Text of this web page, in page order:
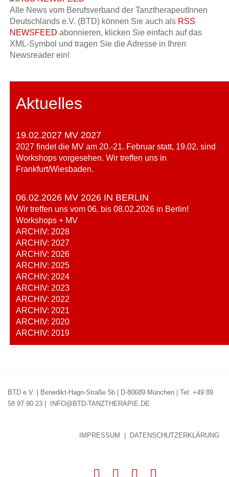
Alle News vom Berufsverband der TanztherapeutInnen
Deutschlands e.V. (BTD) können Sie auch als RSS
NEWSFEED abonnieren, klicken Sie einfach auf das
XML-Symbol und tragen Sie die Adresse in Ihren
Newsreader ein!
Aktuelles
19.02.2027 MV 2027
2027 findet die MV am 20.-21. Februar statt, 19.02. sind
Workshops vorgesehen. Wir treffen uns in
Frankfurt/Wiesbaden.
06.02.2026 MV 2026 IN BERLIN
Wir treffen uns vom 06. bis 08.02.2026 in Berlin!
Workshops + MV
ARCHIV: 2028
ARCHIV: 2027
ARCHIV: 2026
ARCHIV: 2025
ARCHIV: 2024
ARCHIV: 2023
ARCHIV: 2022
ARCHIV: 2021
ARCHIV: 2020
ARCHIV: 2019
BTD e.V. | Benedikt-Hagn-Straße 5b | D-80689 München | Tel: +49 89
58 97 90 23 | INFO@BTD-TANZTHERAPIE.DE
IMPRESSUM | DATENSCHUTZERKLÄRUNG